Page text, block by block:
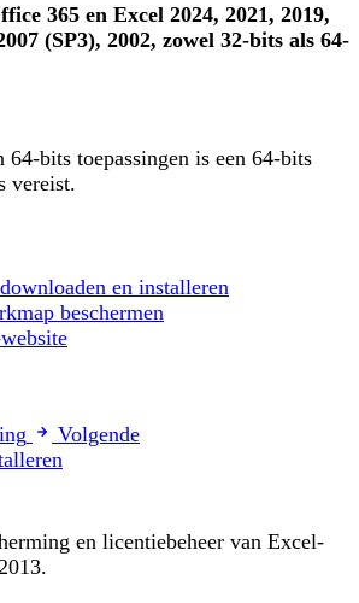
365 en Excel 2024, 2021, 2019,
(SP3), 2002, zowel 32-bits als 64-
64-bits toepassingen is een 64-bits
vereist.
en installeren
beschermen
Volgende
en licentiebeheer van Excel-